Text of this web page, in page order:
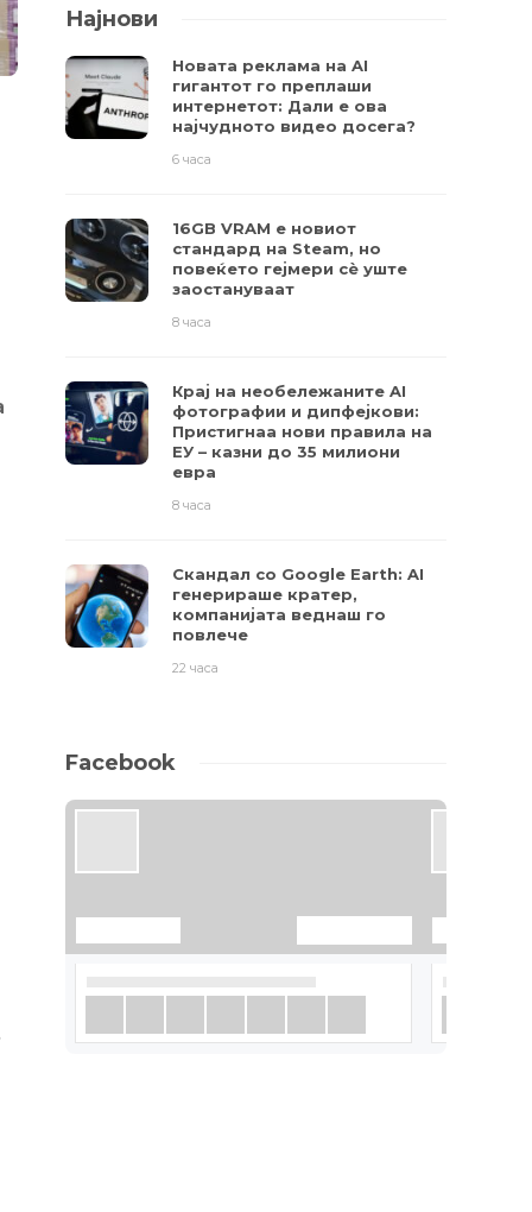
Најнови
Новата реклама на AI
гигантот го преплаши
интернетот: Дали е ова
најчудното видео досега?
6 часа
16GB VRAM е новиот
стандард на Steam, но
повеќето гејмери ​​сè уште
заостануваат
8 часа
Крај на необележаните AI
фотографии и дипфејкови:
Пристигнаа нови правила на
ЕУ – казни до 35 милиони
евра
8 часа
Скандал со Google Earth: AI
генерираше кратер,
компанијата веднаш го
повлече
22 часа
Facebook